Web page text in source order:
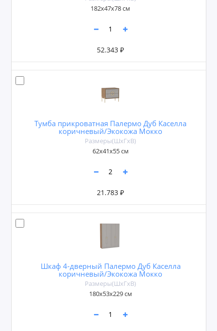
182х47х78 см
52.343 ₽
Тумба прикроватная Палермо Дуб Каселла
коричневый/Экокожа Мокко
Размеры(ШxГxВ)
62х41х55 см
21.783 ₽
Шкаф 4-дверный Палермо Дуб Каселла
коричневый/Экокожа Мокко
Размеры(ШxГxВ)
180х53х229 см